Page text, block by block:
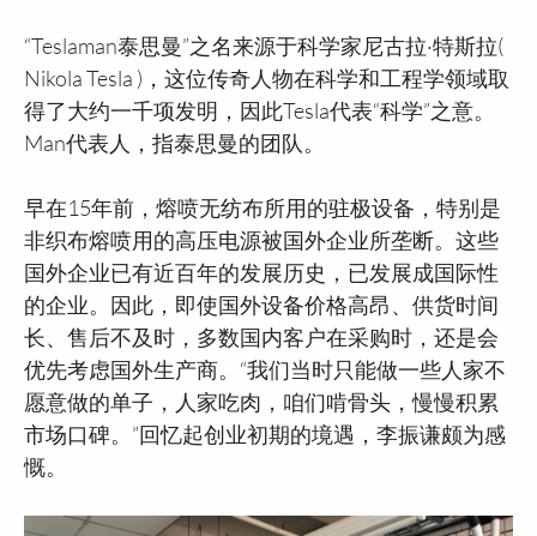
“Teslaman泰思曼”之名来源于科学家尼古拉·特斯拉(
Nikola Tesla )，这位传奇人物在科学和工程学领域取
得了大约一千项发明，因此Tesla代表“科学”之意。
Man代表人，指泰思曼的团队。
早在15年前，熔喷无纺布所用的驻极设备，特别是
非织布熔喷用的高压电源被国外企业所垄断。这些
国外企业已有近百年的发展历史，已发展成国际性
的企业。因此，即使国外设备价格高昂、供货时间
长、售后不及时，多数国内客户在采购时，还是会
优先考虑国外生产商。“我们当时只能做一些人家不
愿意做的单子，人家吃肉，咱们啃骨头，慢慢积累
市场口碑。”回忆起创业初期的境遇，李振谦颇为感
慨。